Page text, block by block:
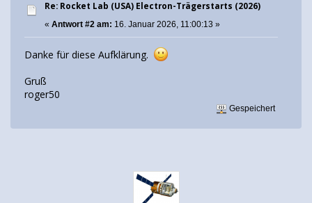
Re: Rocket Lab (USA) Electron-Trägerstarts (2026)
« Antwort #2 am: 16. Januar 2026, 11:00:13 »
Danke für diese Aufklärung.
Gruß
roger50
Gespeichert